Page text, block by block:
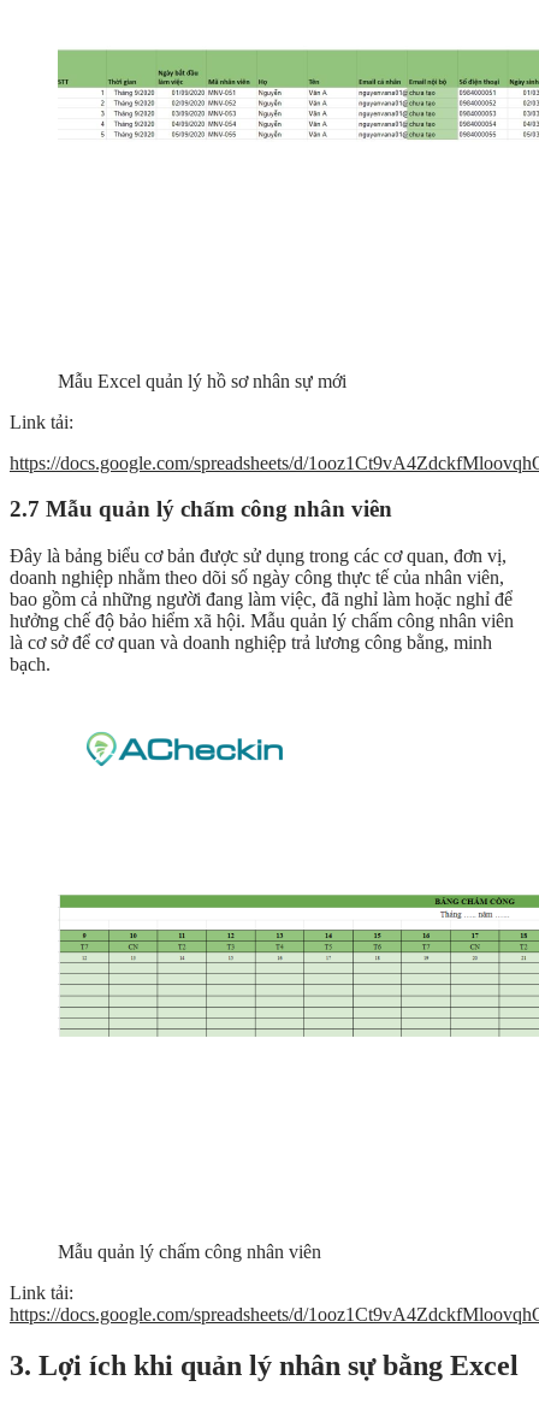
Mẫu Excel quản lý hồ sơ nhân sự mới
Link tải:
https://docs.google.com/spreadsheets/d/
2.7 Mẫu quản lý chấm công nhân viên
Đây là bảng biểu cơ bản được sử dụng trong các cơ quan, đơn vị,
doanh nghiệp nhằm theo dõi số ngày công thực tế của nhân viên,
bao gồm cả những người đang làm việc, đã nghỉ làm hoặc nghỉ để
hưởng chế độ bảo hiểm xã hội. Mẫu quản lý chấm công nhân viên
là cơ sở để cơ quan và doanh nghiệp trả lương công bằng, minh
bạch.
Mẫu quản lý chấm công nhân viên
Link tải:
https://docs.google.com/spreadsheets/d/
3. Lợi ích khi quản lý nhân sự bằng Excel